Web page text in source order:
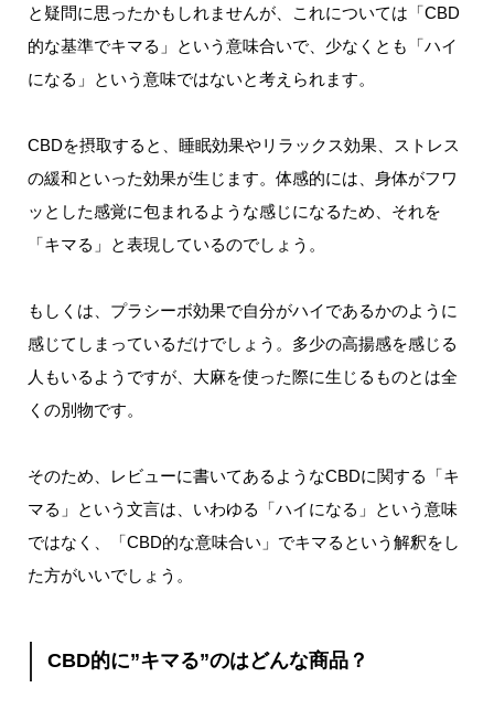
と疑問に思ったかもしれませんが、これについては「CBD
的な基準でキマる」という意味合いで、少なくとも「ハイ
になる」という意味ではないと考えられます。
CBDを摂取すると、睡眠効果やリラックス効果、ストレス
の緩和といった効果が生じます。体感的には、身体がフワ
ッとした感覚に包まれるような感じになるため、それを
「キマる」と表現しているのでしょう。
もしくは、 プラシーボ効果で自分がハイであるかのように
感じてしまっているだけでしょう。 多少の高揚感を感じる
人もいるようですが、大麻を使った際に生じるものとは全
くの別物です。
そのため、レビューに書いてあるようなCBDに関する「キ
マる」という文言は、いわゆる「ハイになる」という意味
ではなく、「CBD的な意味合い」でキマるという解釈をし
た方がいいでしょう。
CBD的に”キマる”のはどんな商品？